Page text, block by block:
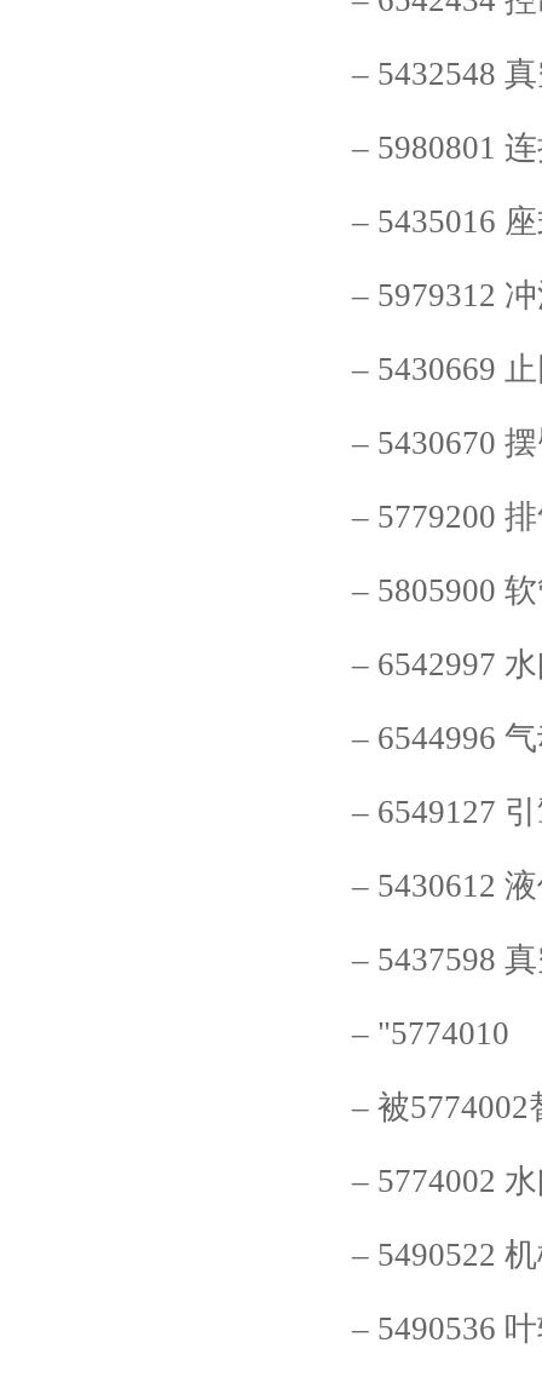
– 5432548
– 5980801
– 5435016
– 5979312
– 5430669
– 5430670
– 5779200
– 5805900
– 6542997
– 6544996
– 6549127
– 5430612
– 5437598
– "5774010
–被5774002
– 5774002
– 5490522
– 5490536